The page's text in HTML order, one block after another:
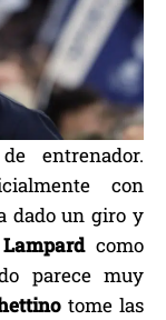
entrenador.
con
dado un giro y
como
parece muy
tome las